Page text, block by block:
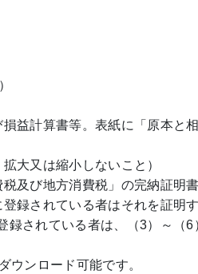
益計算書等。表紙に「原本と
大又は縮小しないこと）
及び地方消費税」の完納証明書
録されている者はそれを証明
されている者は、（3）～（
ンロード可能です。